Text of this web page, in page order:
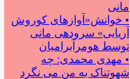
مانی
• خوانش«آوازهای کوروش
آریایی» سروده‍ی مانی
توسط هومرآبرامیان
• مهدی محمدی: چه
شهوتناک به من می نگرد